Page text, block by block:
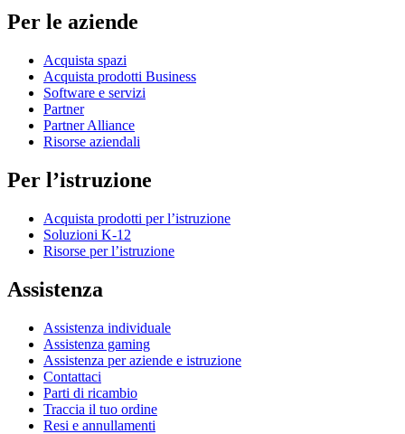
Per le aziende
Acquista spazi
Acquista prodotti Business
Software e servizi
Partner
Partner Alliance
Risorse aziendali
Per l’istruzione
Acquista prodotti per l’istruzione
Soluzioni K-12
Risorse per l’istruzione
Assistenza
Assistenza individuale
Assistenza gaming
Assistenza per aziende e istruzione
Contattaci
Parti di ricambio
Traccia il tuo ordine
Resi e annullamenti